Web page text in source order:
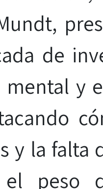
de
y
y la falta
el peso